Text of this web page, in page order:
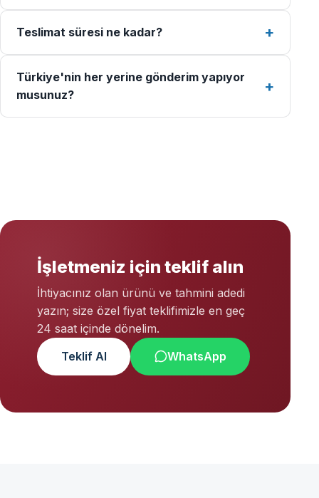
Teslimat süresi ne kadar?
Türkiye'nin her yerine gönderim yapıyor
musunuz?
İşletmeniz için teklif alın
İhtiyacınız olan ürünü ve tahmini adedi
yazın; size özel fiyat teklifimizle en geç
24 saat içinde dönelim.
Teklif Al
WhatsApp